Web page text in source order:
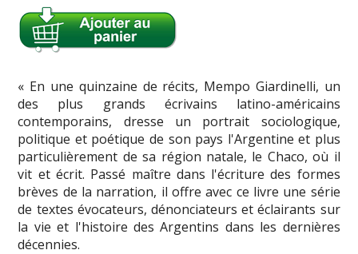
« En une quinzaine de récits, Mempo Giardinelli, un
des plus grands écrivains latino-américains
contemporains, dresse un portrait sociologique,
politique et poétique de son pays l'Argentine et plus
particulièrement de sa région natale, le Chaco, où il
vit et écrit. Passé maître dans l'écriture des formes
brèves de la narration, il offre avec ce livre une série
de textes évocateurs, dénonciateurs et éclairants sur
la vie et l'histoire des Argentins dans les dernières
décennies.